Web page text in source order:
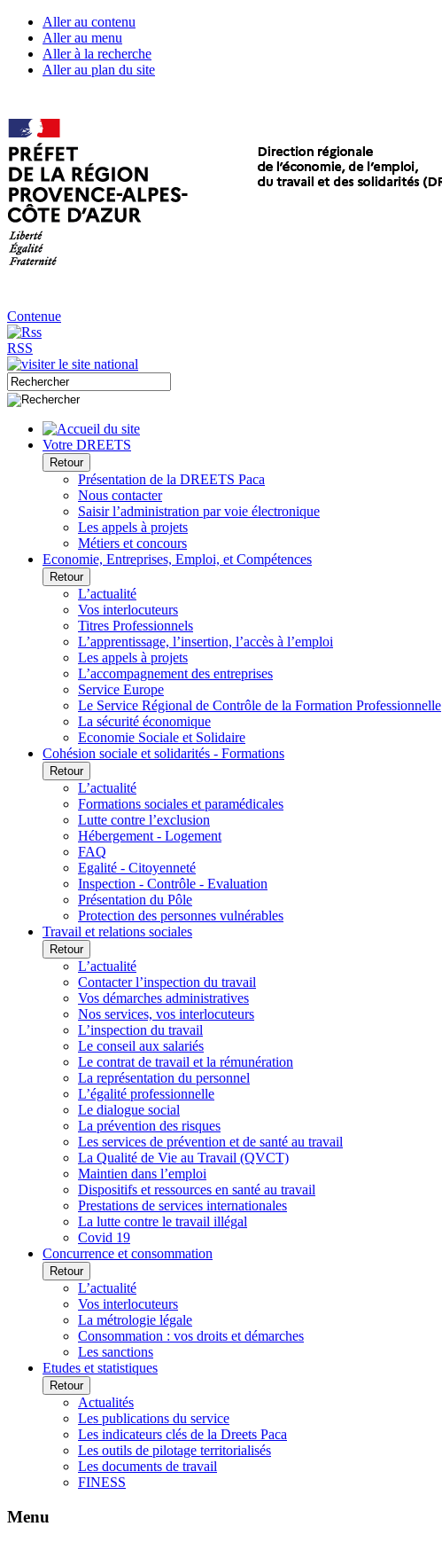
Aller au contenu
Aller au menu
Aller à la recherche
Aller au plan du site
Contenue
RSS
Votre DREETS
Retour
Présentation de la DREETS Paca
Nous contacter
Saisir l’administration par voie électronique
Les appels à projets
Métiers et concours
Economie, Entreprises, Emploi, et Compétences
Retour
L’actualité
Vos interlocuteurs
Titres Professionnels
L’apprentissage, l’insertion, l’accès à l’emploi
Les appels à projets
L’accompagnement des entreprises
Service Europe
Le Service Régional de Contrôle de la Formation Professionnelle
La sécurité économique
Economie Sociale et Solidaire
Cohésion sociale et solidarités - Formations
Retour
L’actualité
Formations sociales et paramédicales
Lutte contre l’exclusion
Hébergement - Logement
FAQ
Egalité - Citoyenneté
Inspection - Contrôle - Evaluation
Présentation du Pôle
Protection des personnes vulnérables
Travail et relations sociales
Retour
L’actualité
Contacter l’inspection du travail
Vos démarches administratives
Nos services, vos interlocuteurs
L’inspection du travail
Le conseil aux salariés
Le contrat de travail et la rémunération
La représentation du personnel
L’égalité professionnelle
Le dialogue social
La prévention des risques
Les services de prévention et de santé au travail
La Qualité de Vie au Travail (QVCT)
Maintien dans l’emploi
Dispositifs et ressources en santé au travail
Prestations de services internationales
La lutte contre le travail illégal
Covid 19
Concurrence et consommation
Retour
L’actualité
Vos interlocuteurs
La métrologie légale
Consommation : vos droits et démarches
Les sanctions
Etudes et statistiques
Retour
Actualités
Les publications du service
Les indicateurs clés de la Dreets Paca
Les outils de pilotage territorialisés
Les documents de travail
FINESS
Menu